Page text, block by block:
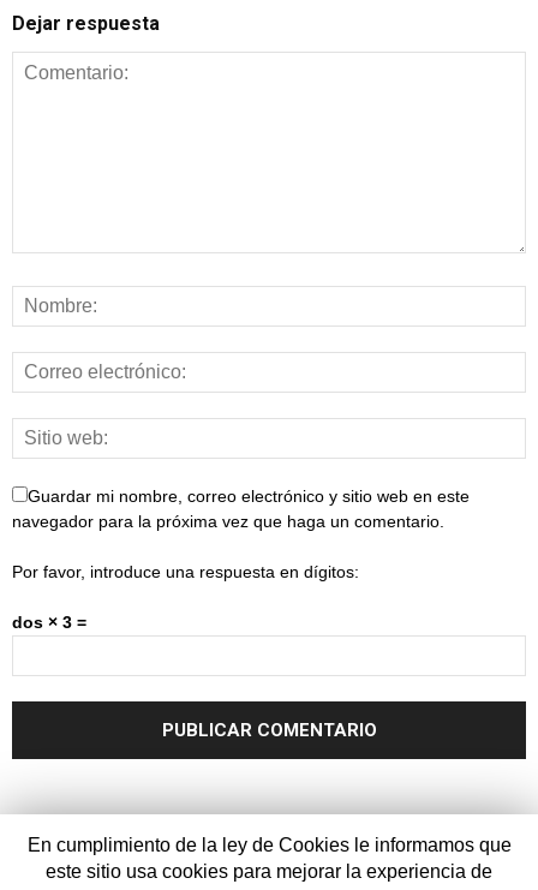
Dejar respuesta
Guardar mi nombre, correo electrónico y sitio web en este
navegador para la próxima vez que haga un comentario.
Por favor, introduce una respuesta en dígitos:
dos × 3 =
Aviso legal Contacto
En cumplimiento de la ley de Cookies le informamos que
este sitio usa cookies para mejorar la experiencia de